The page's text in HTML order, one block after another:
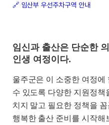
🔗 임산부 우선주차구역 안내
임신과 출산은 단순한
인생 여정이다.
울주군은 이 소중한 여정에
수 있도록 다양한 지원정책
치지 말고 필요한 정책을
행복한 출산 준비를 시작해